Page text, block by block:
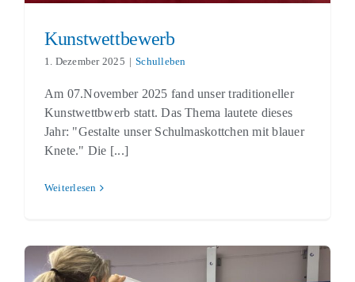
Kunstwettbewerb
1. Dezember 2025 | Schulleben
Am 07.November 2025 fand unser traditioneller
Kunstwettbwerb statt. Das Thema lautete dieses
Jahr: "Gestalte unser Schulmaskottchen mit blauer
Knete." Die [...]
Weiterlesen